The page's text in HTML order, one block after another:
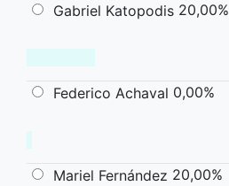
Gabriel Katopodis 20,00%
Federico Achaval 0,00%
Mariel Fernández 20,00%